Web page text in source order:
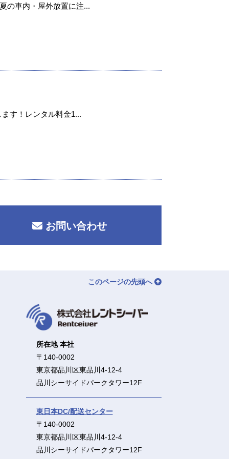
の車内・屋外放置に注...
す！レンタル料金1...
お問い合わせ
このページの先頭へ
所在地 本社
〒140-0002
東京都品川区東品川4-12-4
品川シーサイドパークタワー12F
東日本DC/配送センター
〒140-0002
東京都品川区東品川4-12-4
品川シーサイドパークタワー12F